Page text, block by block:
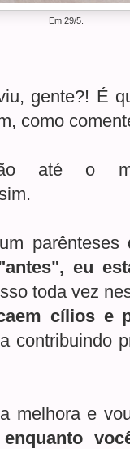
Em 29/5.
gente?! É
como
até o
eu
toda vez
cílios e
contribuindo
melhora e